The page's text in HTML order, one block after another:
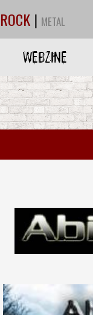
ROCK | METAL
WEBZINE